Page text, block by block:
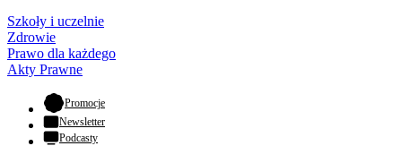
Szkoły i uczelnie
Zdrowie
Prawo dla każdego
Akty Prawne
Promocje- otwiera się w nowej karcie
Newsletter
Podcasty